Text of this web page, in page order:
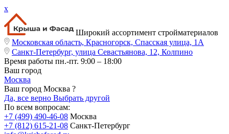
x
Широкий ассортимент стройматериалов
Московская область, Красногорск, Спасская улица, 1А
Санкт-Петербург, улица Севастьянова, 12, Колпино
Время работы пн.-пт. 9:00 – 18:00
Ваш город
Москва
Ваш город Москва ?
Да, все верно Выбрать другой
По всем вопросам:
+7 (499) 490-46-08 Москва
+7 (812) 615-21-08 Санкт-Петербург